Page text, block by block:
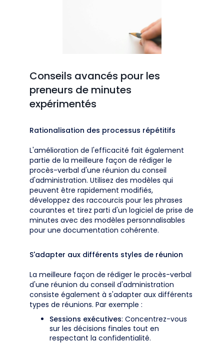
Conseils avancés pour les
preneurs de minutes
expérimentés
Rationalisation des processus répétitifs
L'amélioration de l'efficacité fait également
partie de la meilleure façon de rédiger le
procès-verbal d'une réunion du conseil
d'administration. Utilisez des modèles qui
peuvent être rapidement modifiés,
développez des raccourcis pour les phrases
courantes et tirez parti d'un logiciel de prise de
minutes avec des modèles personnalisables
pour une documentation cohérente.
S'adapter aux différents styles de réunion
La meilleure façon de rédiger le procès-verbal
d'une réunion du conseil d'administration
consiste également à s'adapter aux différents
types de réunions. Par exemple :
Sessions exécutives: Concentrez-vous
sur les décisions finales tout en
respectant la confidentialité.